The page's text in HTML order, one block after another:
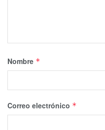
Nombre *
Correo electrónico *